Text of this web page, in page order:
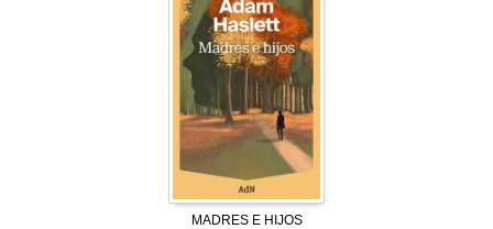
MADRES E HIJOS